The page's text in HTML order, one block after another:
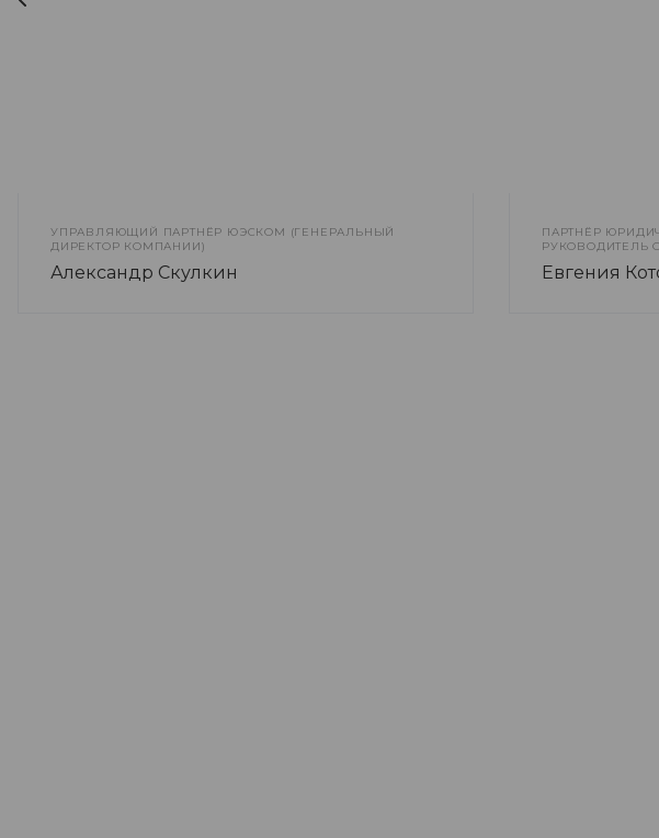
УПРАВЛЯЮЩИЙ ПАРТНЁР ЮЭСКОМ (ГЕНЕРАЛЬНЫЙ
ДИРЕКТОР КОМПАНИИ)
Александр Скулкин
ПАРТНЁР
РУКОВОДИТЕЛЬ
Евгения